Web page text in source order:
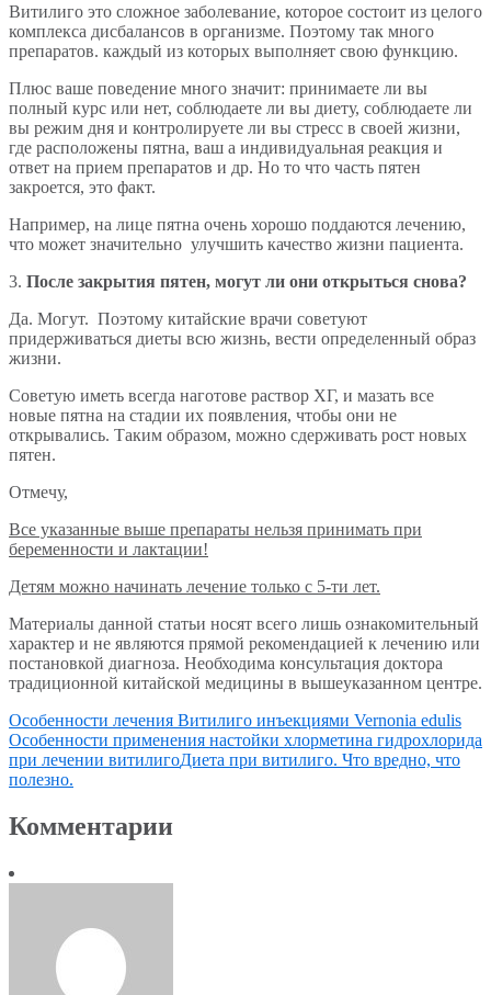
Витилиго это сложное заболевание, которое состоит из целого
комплекса дисбалансов в организме. Поэтому так много
препаратов. каждый из которых выполняет свою функцию.
Плюс ваше поведение много значит: принимаете ли вы
полный курс или нет, соблюдаете ли вы диету, соблюдаете ли
вы режим дня и контролируете ли вы стресс в своей жизни,
где расположены пятна, ваш а индивидуальная реакция и
ответ на прием препаратов и др. Но то что часть пятен
закроется, это факт.
Например, на лице пятна очень хорошо поддаются лечению,
что может значительно улучшить качество жизни пациента.
3. После закрытия пятен, могут ли они открыться снова?
Да. Могут. Поэтому китайские врачи советуют
придерживаться диеты всю жизнь, вести определенный образ
жизни.
Советую иметь всегда наготове раствор ХГ, и мазать все
новые пятна на стадии их появления, чтобы они не
открывались. Таким образом, можно сдерживать рост новых
пятен.
Отмечу,
Все указанные выше препараты нельзя принимать при
беременности и лактации!
Детям можно начинать лечение только с 5-ти лет.
Материалы данной статьи носят всего лишь ознакомительный
характер и не являются прямой рекомендацией к лечению или
постановкой диагноза. Необходима консультация доктора
традиционной китайской медицины в вышеуказанном центре.
Особенности лечения Витилиго инъекциями Vernonia edulis
Особенности применения настойки хлорметина гидрохлорида
при лечении витилигоДиета при витилиго. Что вредно, что
полезно.
Комментарии